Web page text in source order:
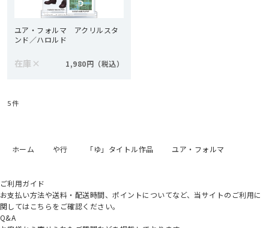
ユア・フォルマ アクリルスタ
ンド／ハロルド
在庫 × 1,980円
5件
ホーム や行 「ゆ」タイトル作品 ユア・フォルマ
ご利用ガイド
お支払い方法や送料・配送時間、ポイントについてなど、当サイトのご利用に
関してはこちらをご確認ください。
Q&A